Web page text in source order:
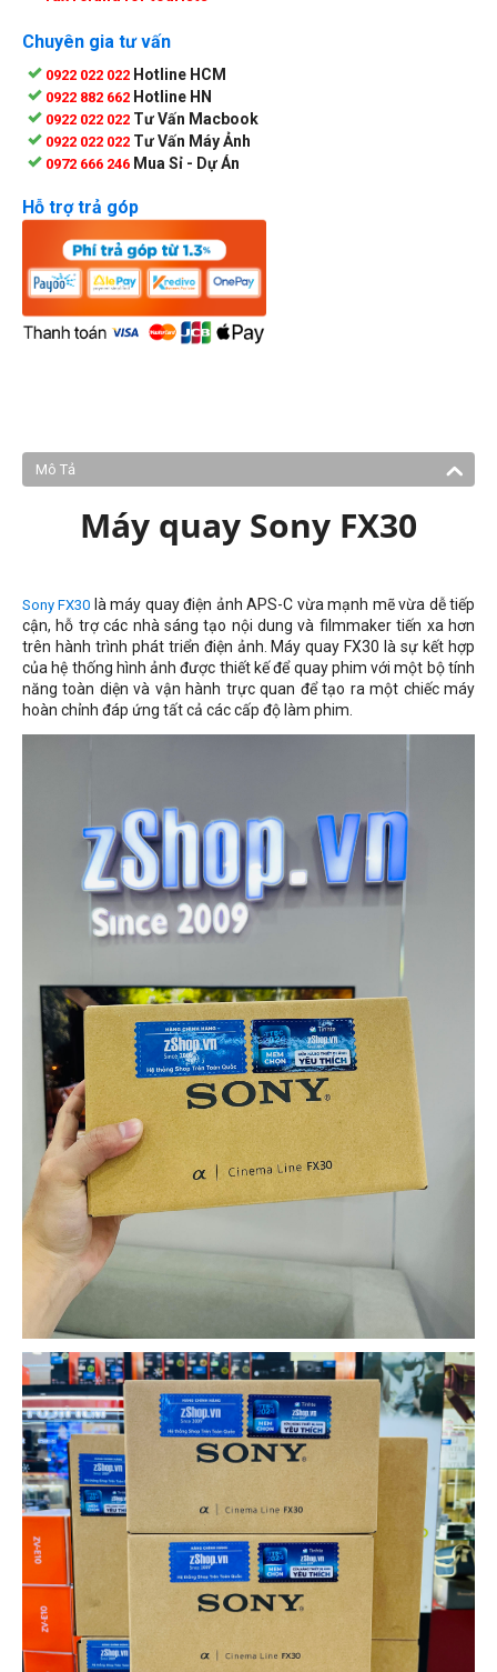
Chuyên gia tư vấn
0922 022 022 Hotline HCM
0922 882 662 Hotline HN
0922 022 022 Tư Vấn Macbook
0922 022 022 Tư Vấn Máy Ảnh
0972 666 246 Mua Sỉ - Dự Án
Hỗ trợ trả góp
Mô Tả
Máy quay Sony FX30
Sony FX30 là máy quay điện ảnh APS-C vừa mạnh mẽ vừa dễ tiếp
cận, hỗ trợ các nhà sáng tạo nội dung và filmmaker tiến xa hơn
trên hành trình phát triển điện ảnh. Máy quay FX30 là sự kết hợp
của hệ thống hình ảnh được thiết kế để quay phim với một bộ tính
năng toàn diện và vận hành trực quan để tạo ra một chiếc máy
hoàn chỉnh đáp ứng tất cả các cấp độ làm phim.